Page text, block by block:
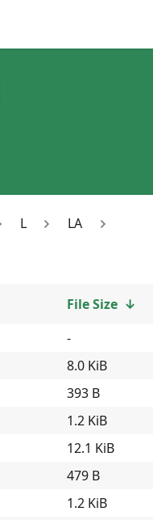
L
LA
File Size ↓
-
8.0 KiB
393 B
1.2 KiB
12.1 KiB
479 B
1.2 KiB